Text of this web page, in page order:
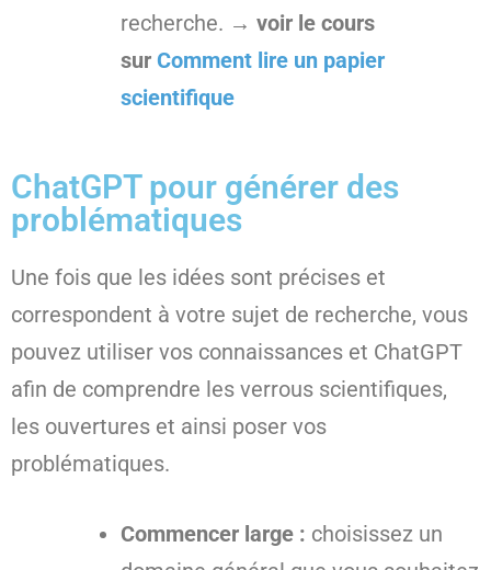
recherche. → voir le cours
sur Comment lire un papier
scientifique
ChatGPT pour générer des
problématiques
Une fois que les idées sont précises et
correspondent à votre sujet de recherche, vous
pouvez utiliser vos connaissances et ChatGPT
afin de comprendre les verrous scientifiques,
les ouvertures et ainsi poser vos
problématiques.
Commencer large : choisissez un